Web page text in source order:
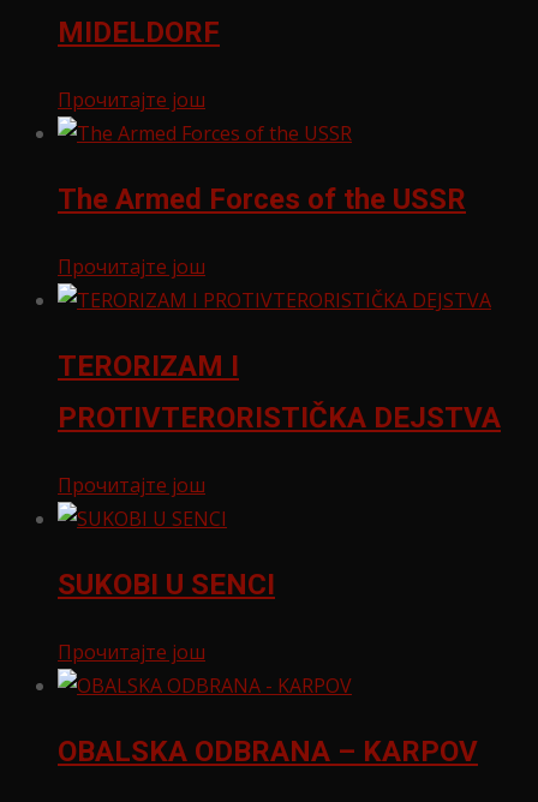
MIDELDORF
Прочитајте још
The Armed Forces of the USSR
Прочитајте још
TERORIZAM I
PROTIVTERORISTIČKA DEJSTVA
Прочитајте још
SUKOBI U SENCI
Прочитајте још
OBALSKA ODBRANA – KARPOV